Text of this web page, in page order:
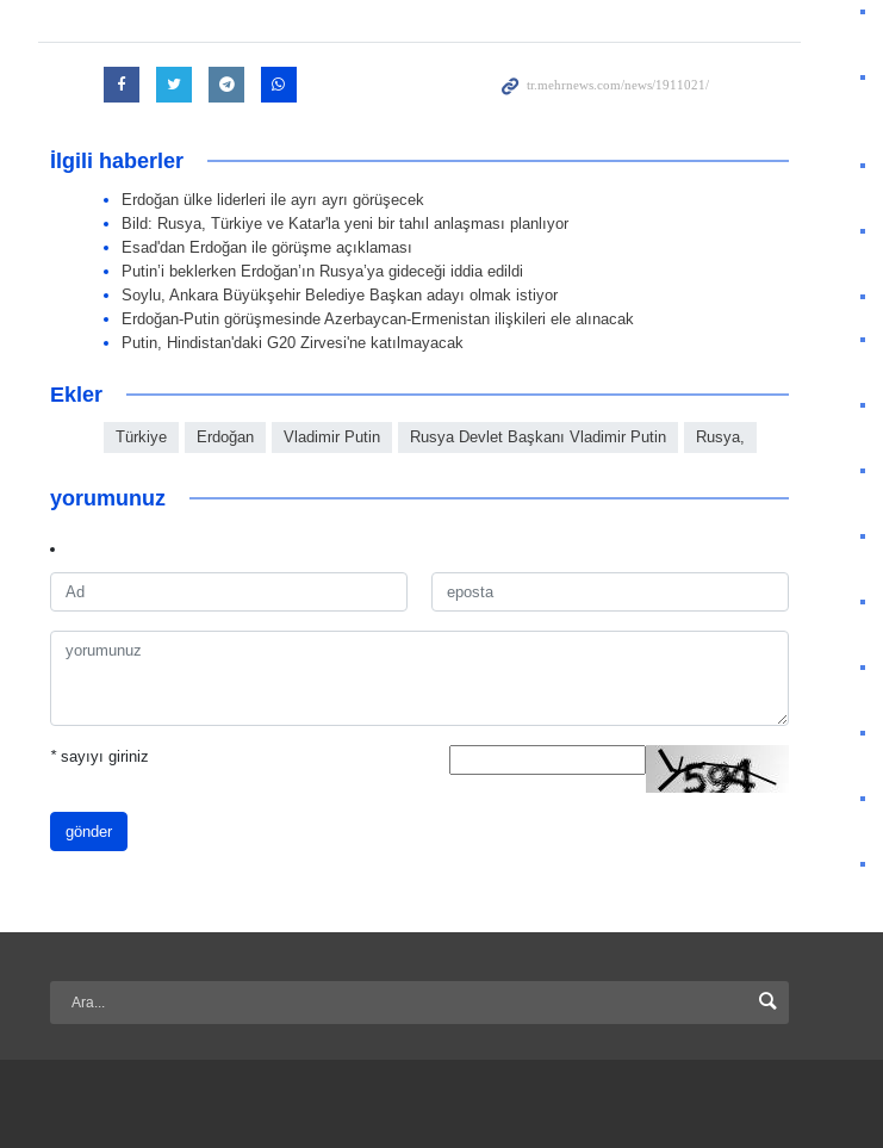
İlgili haberler
Erdoğan ülke liderleri ile ayrı ayrı görüşecek
Bild: Rusya, Türkiye ve Katar'la yeni bir tahıl anlaşması planlıyor
Esad'dan Erdoğan ile görüşme açıklaması
Putin’i beklerken Erdoğan’ın Rusya’ya gideceği iddia edildi
Soylu, Ankara Büyükşehir Belediye Başkan adayı olmak istiyor
Erdoğan-Putin görüşmesinde Azerbaycan-Ermenistan ilişkileri ele alınacak
Putin, Hindistan'daki G20 Zirvesi'ne katılmayacak
Ekler
Türkiye Erdoğan Vladimir Putin Rusya Devlet Başkanı Vladimir Putin Rusya,
yorumunuz
*sayıyı giriniz
gönder